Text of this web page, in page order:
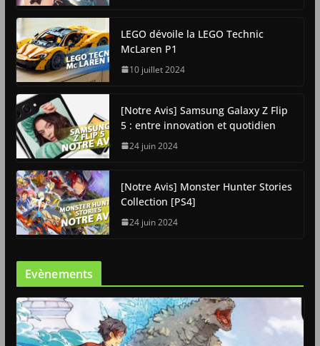
LEGO dévoile la LEGO Technic
McLaren P1
10 juillet 2024
[Notre Avis] Samsung Galaxy Z Flip
5 : entre innovation et quotidien
24 juin 2024
[Notre Avis] Monster Hunter Stories
Collection [PS4]
24 juin 2024
Evènements